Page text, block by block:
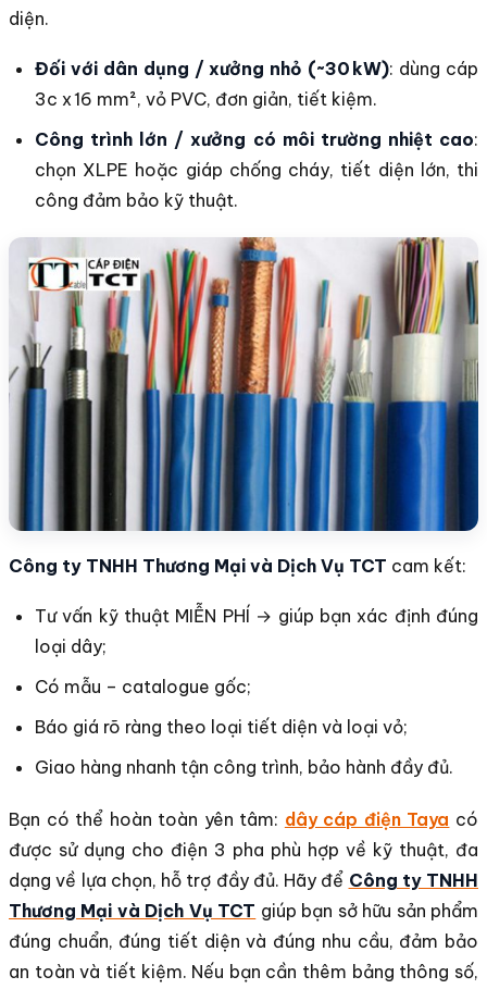
diện.
Đối với dân dụng / xưởng nhỏ (~30 kW): dùng cáp
3c x 16 mm², vỏ PVC, đơn giản, tiết kiệm.
Công trình lớn / xưởng có môi trường nhiệt cao:
chọn XLPE hoặc giáp chống cháy, tiết diện lớn, thi
công đảm bảo kỹ thuật.
Công ty TNHH Thương Mại và Dịch Vụ TCT cam kết:
Tư vấn kỹ thuật MIỄN PHÍ → giúp bạn xác định đúng
loại dây;
Có mẫu – catalogue gốc;
Báo giá rõ ràng theo loại tiết diện và loại vỏ;
Giao hàng nhanh tận công trình, bảo hành đầy đủ.
Bạn có thể hoàn toàn yên tâm: dây cáp điện Taya có
được sử dụng cho điện 3 pha phù hợp về kỹ thuật, đa
dạng về lựa chọn, hỗ trợ đầy đủ. Hãy để Công ty TNHH
Thương Mại và Dịch Vụ TCT giúp bạn sở hữu sản phẩm
đúng chuẩn, đúng tiết diện và đúng nhu cầu, đảm bảo
an toàn và tiết kiệm. Nếu bạn cần thêm bảng thông số,